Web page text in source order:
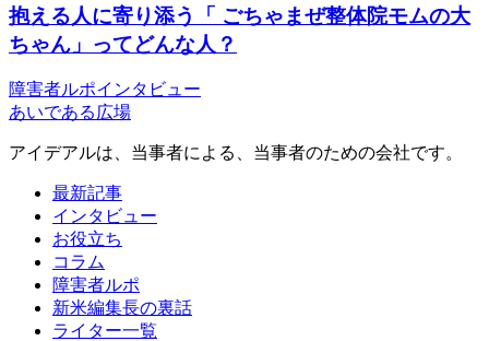
抱える人に寄り添う「 ごちゃまぜ整体院モムの大
ちゃん」ってどんな人？
障害者ルポインタビュー
あいである広場
アイデアルは、当事者による、当事者のための会社です。
最新記事
インタビュー
お役立ち
コラム
障害者ルポ
新米編集長の裏話
ライター一覧